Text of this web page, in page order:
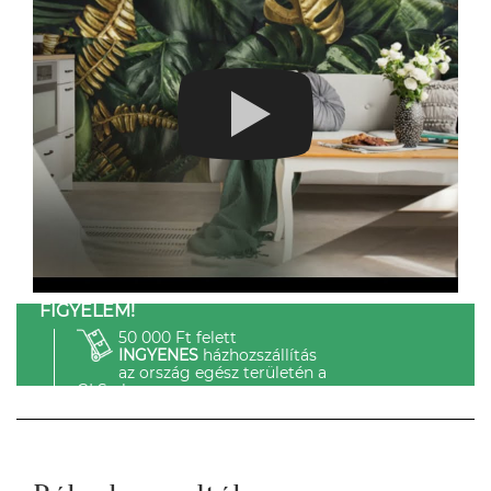
FIGYELEM!
50 000 Ft felett
INGYENESházhozszállítás
az ország egész területén a
GLS-el.